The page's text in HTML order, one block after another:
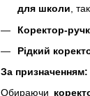
для школи ,
Коректор-
Рідкий
За призначенням:
Обираючи